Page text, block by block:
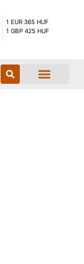
1 EUR 365 HUF
1 GBP 425 HUF